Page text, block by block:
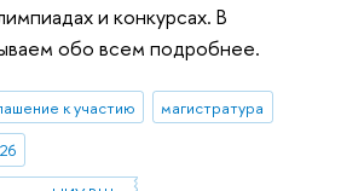
и конкурсах. В
обо всем подробнее.
к участию
магистратура